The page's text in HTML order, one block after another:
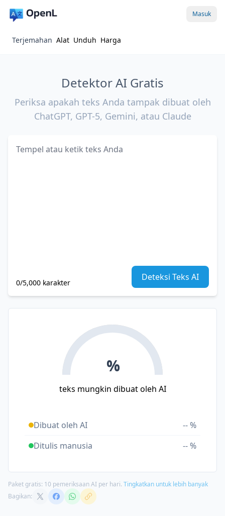
Masuk
Terjemahan Alat Unduh Harga
Detektor AI Gratis
Periksa apakah teks Anda tampak dibuat oleh
ChatGPT, GPT-5, Gemini, atau Claude
Teks yang akan diperiksa
0/5,000 karakter
Deteksi Teks AI
%
teks mungkin dibuat oleh AI
Dibuat oleh AI
-- %
Ditulis manusia
-- %
Paket gratis: 10 pemeriksaan AI per hari. Tingkatkan untuk lebih banyak
Bagikan: